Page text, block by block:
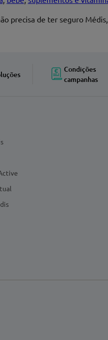
precisa de ter seguro
Condições
campanhas